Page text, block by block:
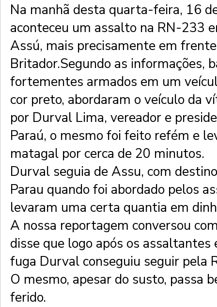
Na manhã desta quarta-feira, 16
aconteceu um assalto na RN-233
Assú, mais precisamente em
Britador.Segundo as informações,
fortementes armados em um
cor preto, abordaram o veículo da
por Durval Lima, vereador e
Paraú, o mesmo foi feito refém e
matagal por cerca de 20 minutos.
Durval seguia de Assu, com
Parau quando foi abordado pelos
levaram uma certa quantia em
A nossa reportagem conversou
disse que logo após os assaltantes
fuga Durval conseguiu seguir pela
O mesmo, apesar do susto, passa
ferido.